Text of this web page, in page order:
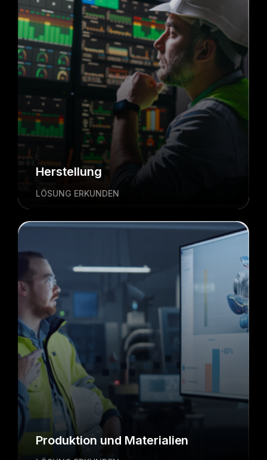
Herstellung
LÖSUNG ERKUNDEN
Produktion und Materialien